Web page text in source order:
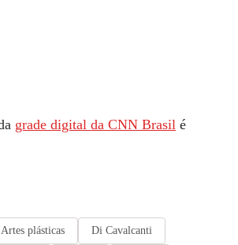
grade digital da CNN Brasil é
Artes plásticas Di Cavalcanti